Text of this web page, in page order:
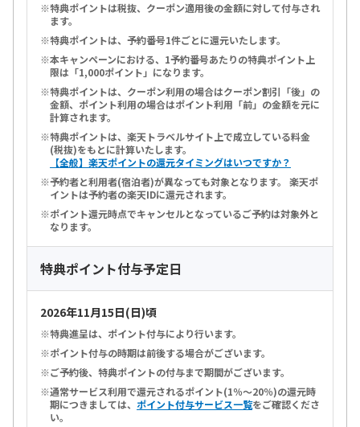
特典ポイントは税抜、クーポン適用後の金額に対して付与され
ます。
特典ポイントは、予約番号1件ごとに還元いたします。
本キャンペーンにおける、1予約番号あたりの特典ポイント上
限は「1,000ポイント」になります。
特典ポイントは、クーポン利用の場合はクーポン割引「後」の
金額、ポイント利用の場合はポイント利用「前」の金額を元に
計算されます。
特典ポイントは、楽天トラベルサイト上で成立している料金
(税抜)をもとに計算いたします。
【全般】楽天ポイントの還元タイミングはいつですか？
予約者と利用者(宿泊者)が異なっても対象となります。 楽天ポ
イントは予約者の楽天IDに還元されます。
ポイント還元時点でキャンセルとなっているご予約は対象外と
なります。
特典ポイント付与予定日
2026年11月15日(日)頃
特典進呈は、ポイント付与により行います。
ポイント付与の時期は前後する場合がございます。
ご予約後、特典ポイントの付与まで期間がございます。
通常サービス利用で還元されるポイント(1％～20％)の還元時
期につきましては、 ポイント付与サービス一覧をご確認くださ
い。